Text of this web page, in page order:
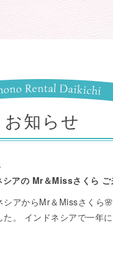
お知らせ
シアの Mr＆Missさくら ご
シアからMr＆Missさくら
た。 インドネシアで一年